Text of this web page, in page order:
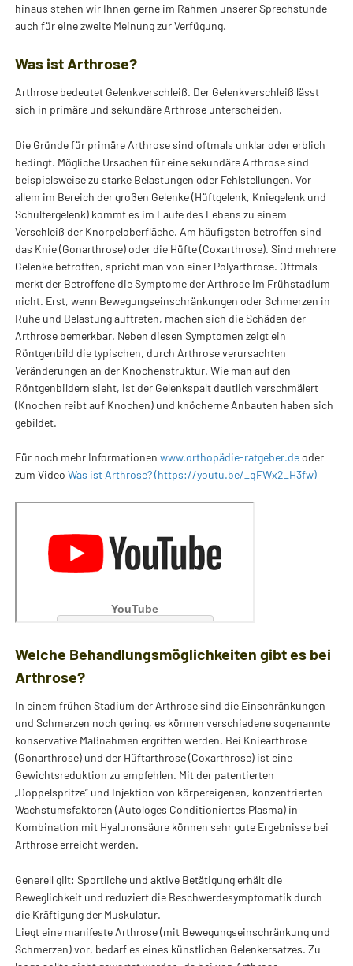
hinaus stehen wir Ihnen gerne im Rahmen unserer Sprechstunde
auch für eine zweite Meinung zur Verfügung.
Was ist Arthrose?
Arthrose bedeutet Gelenkverschleiß. Der Gelenkverschleiß lässt
sich in primäre und sekundäre Arthrose unterscheiden.
Die Gründe für primäre Arthrose sind oftmals unklar oder erblich
bedingt. Mögliche Ursachen für eine sekundäre Arthrose sind
beispielsweise zu starke Belastungen oder Fehlstellungen. Vor
allem im Bereich der großen Gelenke (Hüftgelenk, Kniegelenk und
Schultergelenk) kommt es im Laufe des Lebens zu einem
Verschleiß der Knorpeloberfläche. Am häufigsten betroffen sind
das Knie (Gonarthrose) oder die Hüfte (Coxarthrose). Sind mehrere
Gelenke betroffen, spricht man von einer Polyarthrose. Oftmals
merkt der Betroffene die Symptome der Arthrose im Frühstadium
nicht. Erst, wenn Bewegungseinschränkungen oder Schmerzen in
Ruhe und Belastung auftreten, machen sich die Schäden der
Arthrose bemerkbar. Neben diesen Symptomen zeigt ein
Röntgenbild die typischen, durch Arthrose verursachten
Veränderungen an der Knochenstruktur. Wie man auf den
Röntgenbildern sieht, ist der Gelenkspalt deutlich verschmälert
(Knochen reibt auf Knochen) und knöcherne Anbauten haben sich
gebildet.
Für noch mehr Informationen www.orthopädie-ratgeber.deoder
zum Video Was ist Arthrose? (https://youtu.be/_qFWx2_H3fw)
Welche Behandlungsmöglichkeiten gibt es bei
Arthrose?
In einem frühen Stadium der Arthrose sind die Einschränkungen
und Schmerzen noch gering, es können verschiedene sogenannte
konservative Maßnahmen ergriffen werden. Bei Kniearthrose
(Gonarthrose) und der Hüftarthrose (Coxarthrose) ist eine
Gewichtsreduktion zu empfehlen. Mit der patentierten
„Doppelspritze“ und Injektion von körpereigenen, konzentrierten
Wachstumsfaktoren (Autologes Conditioniertes Plasma) in
Kombination mit Hyaluronsäure können sehr gute Ergebnisse bei
Arthrose erreicht werden.
Generell gilt: Sportliche und aktive Betätigung erhält die
Beweglichkeit und reduziert die Beschwerdesymptomatik durch
die Kräftigung der Muskulatur.
Liegt eine manifeste Arthrose (mit Bewegungseinschränkung und
Schmerzen) vor, bedarf es eines künstlichen Gelenkersatzes. Zu